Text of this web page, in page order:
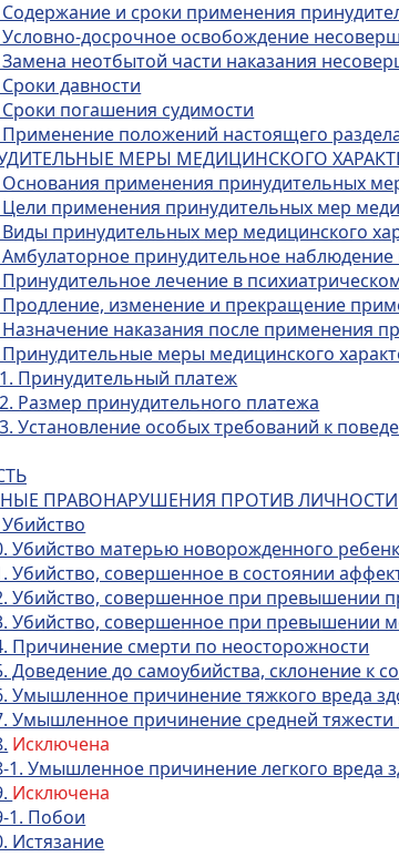
Содержание и сроки применения
Условно-досрочное освобождение
Замена неотбытой части наказания
давности
Сроки погашения судимости
Применение положений настоящего
МЕРЫ МЕДИЦИНСКОГО
Основания применения принудительных
Цели применения принудительных мер
Виды принудительных мер медицинского
Амбулаторное принудительное наблюдение
Принудительное лечение в
Продление, изменение и прекращение
Назначение наказания после применения
Принудительные меры медицинского
Принудительный платеж
Размер принудительного платежа
Установление особых требований к
ПРАВОНАРУШЕНИЯ ПРОТИВ ЛИЧНОСТИ
Убийство матерью новорожденного
Убийство, совершенное в состоянии
Убийство, совершенное при превышении
Убийство, совершенное при превышении
Причинение смерти по неосторожности
Доведение до самоубийства, склонение
Умышленное причинение тяжкого вреда
Умышленное причинение средней
Исключена
1. Умышленное причинение легкого вреда
Исключена
1. Побои
Истязание